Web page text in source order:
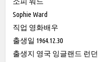
Sophie Ward
직업 영화배우
출생일 1964.12.30
출생지 영국 잉글랜드 런던